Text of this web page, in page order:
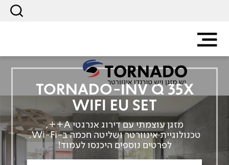
TORNADO-INV Q 35X
WIFI EU SET
מזגן עוצמתי עם דירוג אנרגטי A++,
טכנולוגיית אינוורטר ושליטה חכמה ב-Wi-Fi.
לפרטים נוספים היכנסו לעמוד!